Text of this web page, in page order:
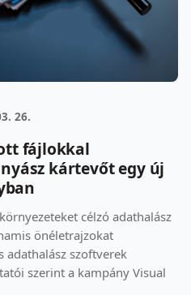
26.
fájlokkal
kártevőt egy új
célzó adathalász
önéletrajzokat
adathalász szoftverek
szerint a kampány Visual